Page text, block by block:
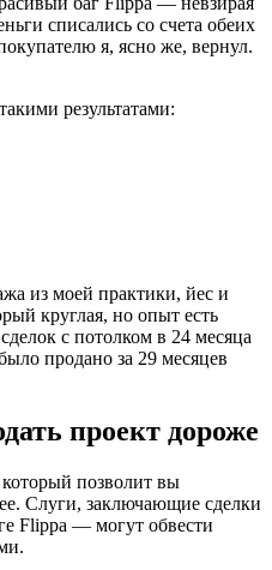
списались со счета обеих
я, ясно же, вернул.
результатами:
из моей практики, йес и
круглая, но опыт есть
с потолком в 24 месяца
продано за 29 месяцев
проект дороже
позволит вы
Слуги, заключающие сделки
Flippa — могут обвести